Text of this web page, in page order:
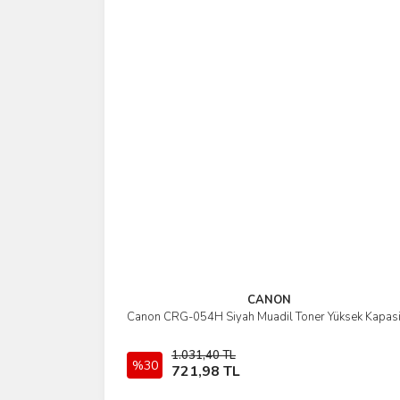
CANON
Canon CRG-054H Siyah Muadil Toner Yüksek
%30
1.031,40 TL
721,98 TL
İncele